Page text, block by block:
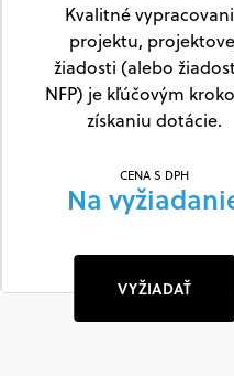
Kvalitné
projektu,
žiadosti (alebo
NFP) je kľúčovým
získaniu dotácie.
CENA S DPH
Na
VYŽIADAŤ